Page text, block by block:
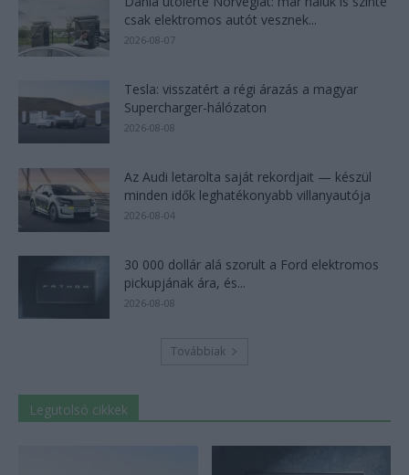
csak elektromos autót vesznek...
2026-08-07
Tesla: visszatért a régi árazás a magyar
Supercharger-hálózaton
2026-08-08
Az Audi letarolta saját rekordjait — készül
minden idők leghatékonyabb villanyautója
2026-08-04
30 000 dollár alá szorult a Ford elektromos
pickupjának ára, és...
2026-08-08
Továbbiak
Legutolsó cikkek